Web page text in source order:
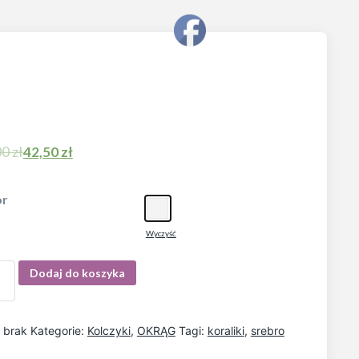
zł42,50zł
Wyczyść
Dodaj do koszyka
brak Kategorie: Kolczyki, OKRĄG Tagi: koraliki, srebro